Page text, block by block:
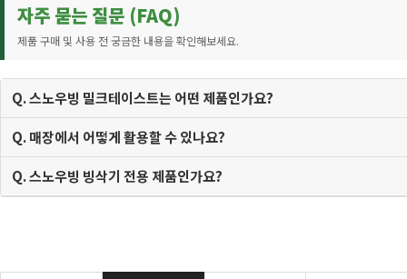
자주 묻는 질문 (FAQ)
제품 구매 및 사용 전 궁금한 내용을 확인해보세요.
Q. 스노우빙 밀크테이스트는 어떤 제품인가요?
Q. 매장에서 어떻게 활용할 수 있나요?
Q. 스노우빙 빙삭기 전용 제품인가요?